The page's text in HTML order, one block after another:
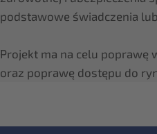
podstawowe świadczenia
Projekt ma na celu poprawę
oraz poprawę dostępu do